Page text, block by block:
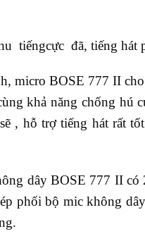
tiếngcực đã, tiếng hát
micro BOSE 777 II
khả năng chống hú
, hỗ trợ tiếng hát rất
dây BOSE 777 II có
phối bộ mic không